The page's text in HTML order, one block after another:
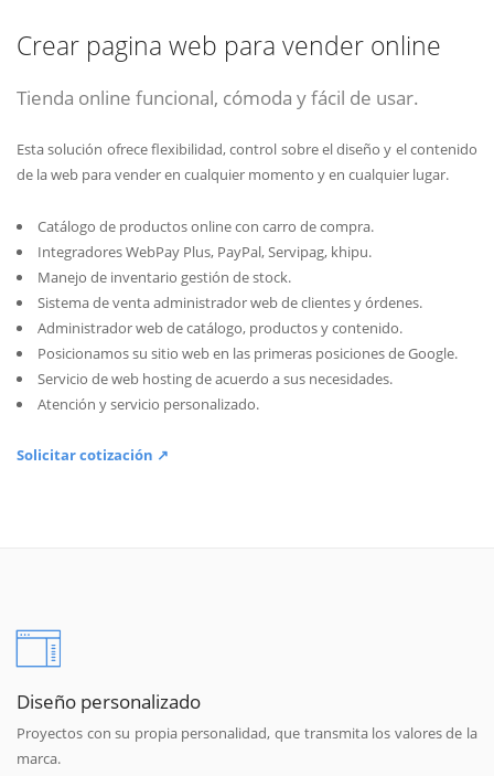
Crear pagina web para vender online
Tienda online funcional, cómoda y fácil de usar.
Esta solución ofrece flexibilidad, control sobre el diseño y el contenido
de la web para vender en cualquier momento y en cualquier lugar.
Catálogo de productos online con carro de compra.
Integradores WebPay Plus, PayPal, Servipag, khipu.
Manejo de inventario gestión de stock.
Sistema de venta administrador web de clientes y órdenes.
Administrador web de catálogo, productos y contenido.
Posicionamos su sitio web en las primeras posiciones de Google.
Servicio de web hosting de acuerdo a sus necesidades.
Atención y servicio personalizado.
Solicitar cotización ↗
Diseño personalizado
Proyectos con su propia personalidad, que transmita los valores de la
marca.